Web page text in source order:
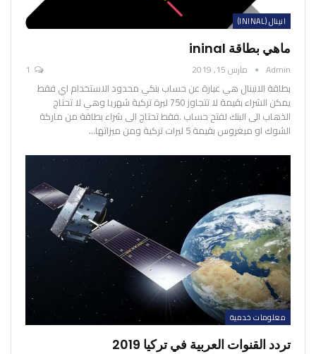
انينال (ININAL)
ماهي بطاقة ininal
Admin مارس 15, 2019
بطاقة الانينال هي عبارة عن حساب بنكي محدود الاستخدام اي فقط
يمكن الشراء بقيمة لا تتجاوز 750 ليرة تركية شهريا وهي لا تحتاج
الذهاب الى البنك لفتح حساب .فقط تحتاج الى شراء بطاقة من ماركة
الشوك او ميغروس بقيمة 5 ليرات تركية
ومن ميزاتها…
معلومات خدمية
تردد القنوات العربية في تركيا 2019